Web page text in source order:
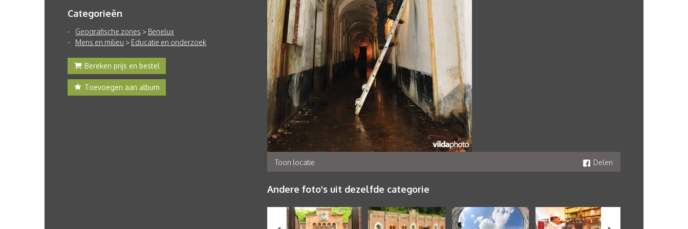
Categorieën
Geografische zones > Benelux
Mens en milieu > Educatie en onderzoek
Bereken prijs en bestel
Toevoegen aan album
Toon locatie Delen
Andere foto's uit dezelfde categorie